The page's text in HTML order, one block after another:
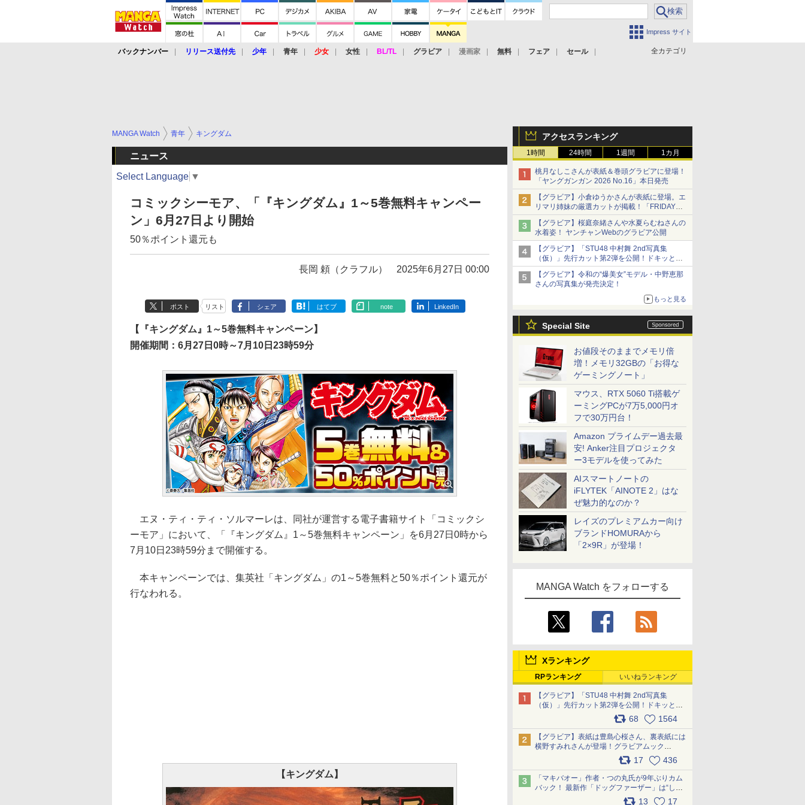
Impress サイト
全カテゴリ
バックナンバー リリース送付先 少年 青年 少女 女性 BL/TL グラビア 漫画家 無料 フェア セール
アクセスランキング
1時間 24時間 1週間 1カ月
桃月なしこさんが表紙＆巻頭グラビアに登場！
「ヤングガンガン 2026 No.16」本日発売
【グラビア】小倉ゆうかさんが表紙に登場。エ
リマリ姉妹の厳選カットが掲載！「FRIDAY
2026年8⽉21・28日号」本日発売
【グラビア】桜庭奈緒さんや水夏らむねさんの
水着姿！ ヤンチャンWebのグラビア公開
【グラビア】「STU48 中村舞 2nd写真集
（仮）」先行カット第2弾を公開！ドキッとす
るランジェリーカットなど新たな挑戦
【グラビア】令和の“爆美女”モデル・中野恵那
さんの写真集が発売決定！
もっと見る
Special Site
お値段そのままでメモリ倍
増！メモリ32GBの「お得な
ゲーミングノート」
マウス、RTX 5060 Ti搭載ゲ
ーミングPCが7万5,000円オ
フで30万円台！
Amazon プライムデー過去最
安! Anker注目プロジェクタ
ー3モデルを使ってみた
AIスマートノートの
iFLYTEK「AINOTE 2」はな
ぜ魅力的なのか？
レイズのプレミアムカー向け
ブランドHOMURAから
「2×9R」が登場！
MANGA Watch をフォローする
Xランキング
RPランキング いいねランキング
【グラビア】「STU48 中村舞 2nd写真集
（仮）」先行カット第2弾を公開！ドキッとす
るランジェリーカットなど新たな挑戦
68 1564
【グラビア】表紙は豊島心桜さん、裏表紙には
横野すみれさんが登場！グラビアムック
「PARADE」2026夏号が本日発売
17 436
「マキバオー」作者・つの丸氏が9年ぶりカム
バック！ 最新作「ドッグファーザー」は“しゃ
べらない動物”とのリアルな暮らしを描く 「も
13 17
MANGA Watch 青年 キングダム
ニュース
Select Language ▼
コミックシーモア、「『キングダム』1～5巻無料キャンペー
ン」6月27日より開始
50％ポイント還元も
長岡 頼（クラフル） 2025年6月27日 00:00
ポスト リスト シェア はてブ note LinkedIn
【『キングダム』1～5巻無料キャンペーン】
開催期間：6月27日0時～7月10日23時59分
エヌ・ティ・ティ・ソルマーレは、同社が運営する電子書籍サイト「コミックシ
ーモア」において、「『キングダム』1～5巻無料キャンペーン」を6月27日0時から
7月10日23時59分まで開催する。
本キャンペーンでは、集英社「キングダム」の1～5巻無料と50％ポイント還元が
行なわれる。
【キングダム】